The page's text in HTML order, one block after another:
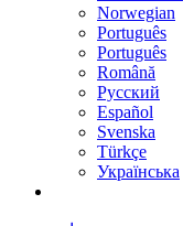
Norwegian
Português
Português
Română
Русский
Español
Svenska
Türkçe
Українська